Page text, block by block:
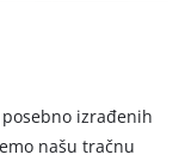
izrađenih
našu tračnu